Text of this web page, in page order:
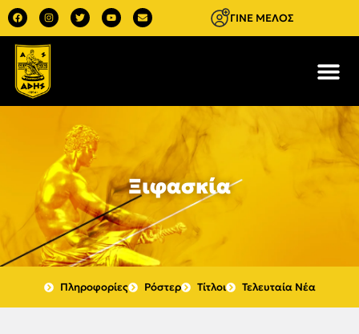
ΓΙΝΕ ΜΕΛΟΣ
Ξιφασκία
Πληροφορίες Ρόστερ Τίτλοι Τελευταία Νέα